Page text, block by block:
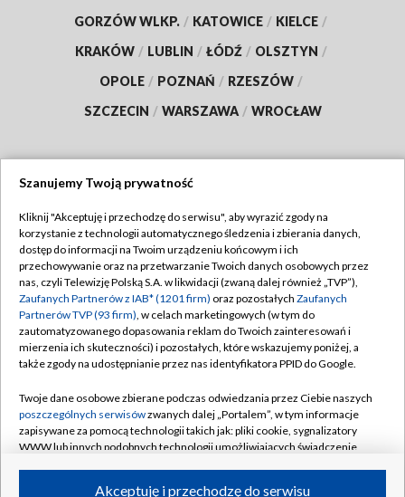
GORZÓW WLKP. / KATOWICE / KIELCE /
KRAKÓW / LUBLIN / ŁÓDŹ / OLSZTYN /
OPOLE / POZNAŃ / RZESZÓW /
SZCZECIN / WARSZAWA / WROCŁAW
TVP
Abonament TVP
Emisja w TVP
Centrum informacji TVP
Naziemna Telewizja Cyfrowa
Rada Programowa
System NOS
Informacje o nadawcy
Regulamin TVP
Polityka prywatności
Moje zgody
Pomoc
Kontakt
Kanały
Szanujemy Twoją prywatność
Kliknij "Akceptuję i przechodzę do serwisu", aby wyrazić zgody na
korzystanie z technologii automatycznego śledzenia i zbierania danych,
dostęp do informacji na Twoim urządzeniu końcowym i ich
przechowywanie oraz na przetwarzanie Twoich danych osobowych przez
nas, czyli Telewizję Polską S.A. w likwidacji (zwaną dalej również „TVP”),
Zaufanych Partnerów z IAB* (1201 firm) oraz pozostałych Zaufanych
Partnerów TVP (93 firm), w celach marketingowych (w tym do
zautomatyzowanego dopasowania reklam do Twoich zainteresowań i
mierzenia ich skuteczności) i pozostałych, które wskazujemy poniżej, a
także zgody na udostępnianie przez nas identyfikatora PPID do Google.
Twoje dane osobowe zbierane podczas odwiedzania przez Ciebie naszych
poszczególnych serwisówzwanych dalej „Portalem”, w tym informacje
zapisywane za pomocą technologii takich jak: pliki cookie, sygnalizatory
WWW lub innych podobnych technologii umożliwiających świadczenie
Akceptuję i przechodzę do serwisu